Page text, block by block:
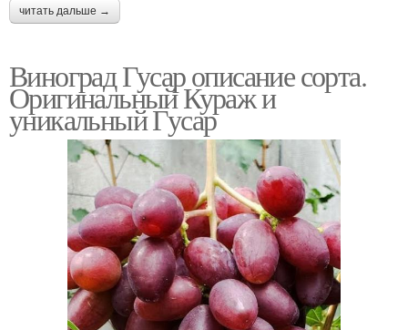
читать дальше →
Виноград Гусар описание сорта.
Оригинальный Кураж и
уникальный Гусар